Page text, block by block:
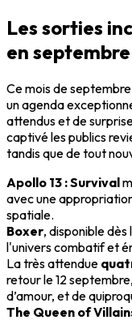
Les sorties
en septembre
Ce mois de
un agenda
attendus et de
captivé les publics
tandis que de tout
Apollo 13 : Survival
avec une
spatiale.
Boxer, disponible dès
l'univers combatif et
La très attendue
retour le 12
d’amour, et de
The Queen of